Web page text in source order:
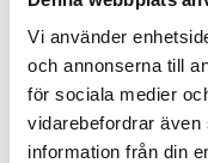
Vi använder
och annonserna till
för sociala medier
vidarebefordrar även
information från din